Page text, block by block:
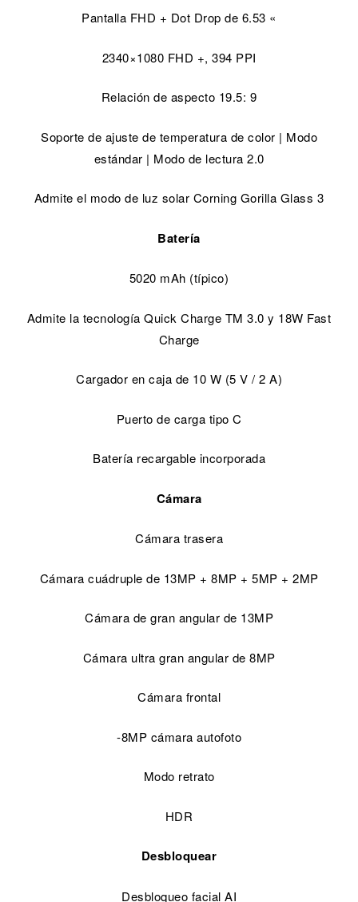
Pantalla FHD + Dot Drop de 6.53 «
2340×1080 FHD +, 394 PPI
Relación de aspecto 19.5: 9
Soporte de ajuste de temperatura de color | Modo
estándar | Modo de lectura 2.0
Admite el modo de luz solar Corning Gorilla Glass 3
Batería
5020 mAh (típico)
Admite la tecnología Quick Charge TM 3.0 y 18W Fast
Charge
Cargador en caja de 10 W (5 V / 2 A)
Puerto de carga tipo C
Batería recargable incorporada
Cámara
Cámara trasera
Cámara cuádruple de 13MP + 8MP + 5MP + 2MP
Cámara de gran angular de 13MP
Cámara ultra gran angular de 8MP
Cámara frontal
-8MP cámara autofoto
Modo retrato
HDR
Desbloquear
Desbloqueo facial AI